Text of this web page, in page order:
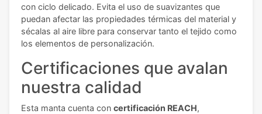
con ciclo delicado. Evita el uso de suavizantes que
puedan afectar las propiedades térmicas del material y
sécalas al aire libre para conservar tanto el tejido como
los elementos de personalización.
Certificaciones que avalan
nuestra calidad
Esta manta cuenta con certificación REACH,